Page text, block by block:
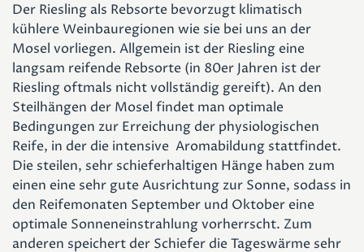
Der Riesling als Rebsorte bevorzugt klimatisch
kühlere Weinbauregionen wie sie bei uns an der
Mosel vorliegen. Allgemein ist der Riesling eine
langsam reifende Rebsorte (in 80er Jahren ist der
Riesling oftmals nicht vollständig gereift). An den
Steilhängen der Mosel findet man optimale
Bedingungen zur Erreichung der physiologischen
Reife, in der die intensive Aromabildung stattfindet.
Die steilen, sehr schieferhaltigen Hänge haben zum
einen eine sehr gute Ausrichtung zur Sonne, sodass in
den Reifemonaten September und Oktober eine
optimale Sonneneinstrahlung vorherrscht. Zum
anderen speichert der Schiefer die Tageswärme sehr